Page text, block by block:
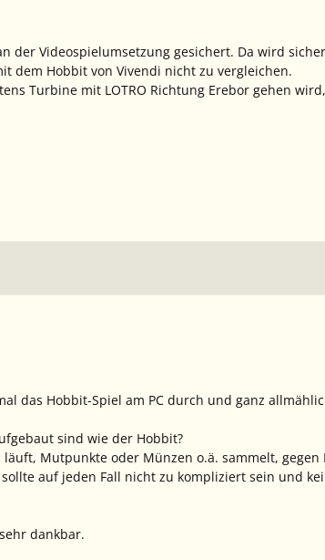
der Videospielumsetzung gesichert. Da wird
dem Hobbit von Vivendi nicht zu vergleichen.
Turbine mit LOTRO Richtung Erebor gehen
das Hobbit-Spiel am PC durch und ganz
sind wie der Hobbit?
Mutpunkte oder Münzen o.ä. sammelt, gegen
auf jeden Fall nicht zu kompliziert sein und
dankbar.